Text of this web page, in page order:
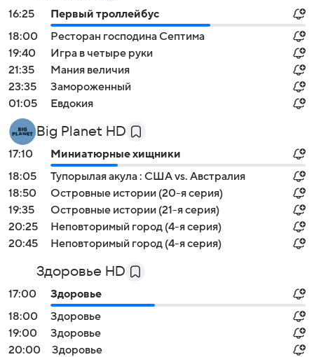
16:25
Первый троллейбус
18:00
Ресторан господина Септима
19:40
Игра в четыре руки
21:35
Мания величия
23:35
Замороженный
01:05
Евдокия
Big Planet HD
17:10
Миниатюрные хищники
18:05
Тупорылая акула : США vs. Австралия
18:50
Островные истории (20-я серия)
19:35
Островные истории (21-я серия)
20:25
Неповторимый город (4-я серия)
20:45
Неповторимый город (4-я серия)
Здоровье HD
17:00
Здоровье
18:00
Здоровье
19:00
Здоровье
20:00
Здоровье